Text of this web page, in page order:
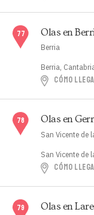
Olas en
Berria
Berria,
CÓMO
Olas en
San Vicente de
San Vicente de
CÓMO
Olas en